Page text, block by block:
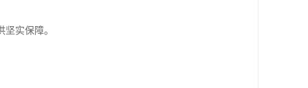
实保障。